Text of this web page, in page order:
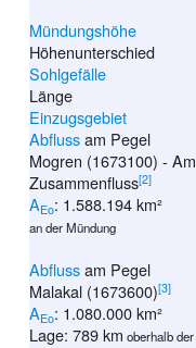
Mündungshöhe
Höhenunterschied
Sohlgefälle
Länge
Einzugsgebiet
Abflussam Pegel
Mogren (1673100) - Am
Zusammenfluss[2]
AEo: 1.588.194 km²
an der Mündung
Abflussam Pegel
Malakal (1673600)[3]
AEo: 1.080.000 km²
Lage: 789 km oberhalb der